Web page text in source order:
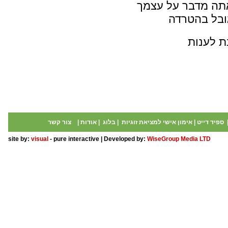
מדבר על עצמך
בהטרדה
לענות
ספיד דייט אימון אישי למציאת זוגיות בלוג אודות צור קשר
site by: visual - pure interactive | Developed by: WiseGroup Media LTD